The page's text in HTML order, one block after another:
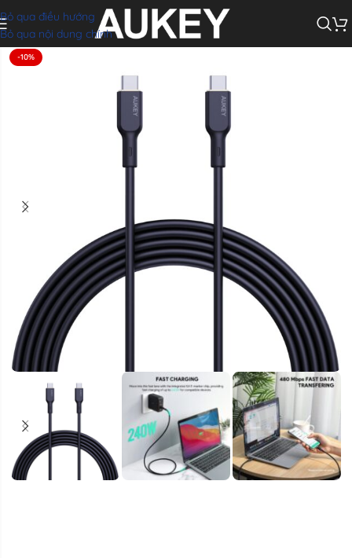
Bỏ qua điều hướng
Bỏ qua nội dung chính
C to C AUKEY CB-SCC241/CB-SCC242 240W (1m/1.8m, 480Mbps)
-10%